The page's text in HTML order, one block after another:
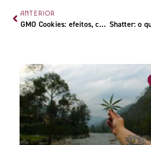
ANTERIOR
GMO Cookies: efeitos, características e formas de cultivo da strain